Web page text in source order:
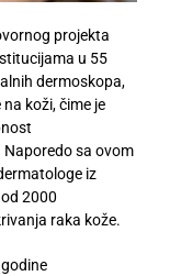
projekta
u 55
dermoskopa,
koži, čime je
sa ovom
iz
2000
raka kože.